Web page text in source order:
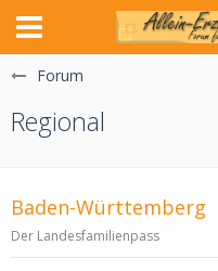
Forum
Regional
Baden-Württemberg
Der Landesfamilienpass